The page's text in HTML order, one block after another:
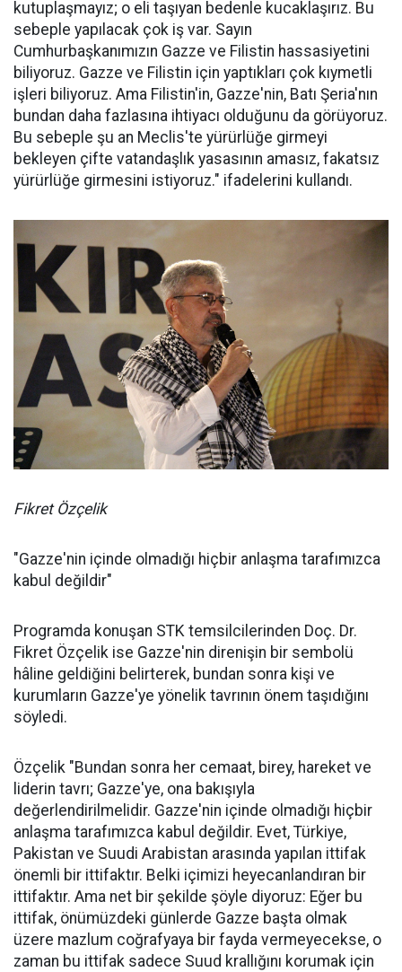
kutuplaşmayız; o eli taşıyan bedenle kucaklaşırız. Bu
sebeple yapılacak çok iş var. Sayın
Cumhurbaşkanımızın Gazze ve Filistin hassasiyetini
biliyoruz. Gazze ve Filistin için yaptıkları çok kıymetli
işleri biliyoruz. Ama Filistin'in, Gazze'nin, Batı Şeria'nın
bundan daha fazlasına ihtiyacı olduğunu da görüyoruz.
Bu sebeple şu an Meclis'te yürürlüğe girmeyi
bekleyen çifte vatandaşlık yasasının amasız, fakatsız
yürürlüğe girmesini istiyoruz." ifadelerini kullandı.
Fikret Özçelik
"Gazze'nin içinde olmadığı hiçbir anlaşma tarafımızca
kabul değildir"
Programda konuşan STK temsilcilerinden Doç. Dr.
Fikret Özçelik ise Gazze'nin direnişin bir sembolü
hâline geldiğini belirterek, bundan sonra kişi ve
kurumların Gazze'ye yönelik tavrının önem taşıdığını
söyledi.
Özçelik "Bundan sonra her cemaat, birey, hareket ve
liderin tavrı; Gazze'ye, ona bakışıyla
değerlendirilmelidir. Gazze'nin içinde olmadığı hiçbir
anlaşma tarafımızca kabul değildir. Evet, Türkiye,
Pakistan ve Suudi Arabistan arasında yapılan ittifak
önemli bir ittifaktır. Belki içimizi heyecanlandıran bir
ittifaktır. Ama net bir şekilde şöyle diyoruz: Eğer bu
ittifak, önümüzdeki günlerde Gazze başta olmak
üzere mazlum coğrafyaya bir fayda vermeyecekse, o
zaman bu ittifak sadece Suud krallığını korumak için